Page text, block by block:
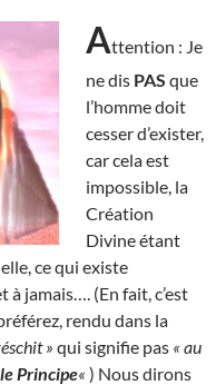
Attention : Je
ne dis PAS que
l’homme doit
cesser d’exister,
car cela est
impossible, la
Création
Divine étant
ce qui existe
jamais…. (En fait, c’est
rendu dans la
» qui signifie pas « au
Principe« ) Nous dirons